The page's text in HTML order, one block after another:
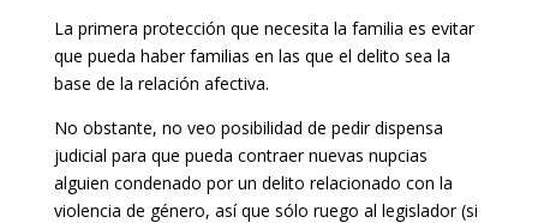
La primera protección que necesita la familia es evitar
que pueda haber familias en las que el delito sea la
base de la relación afectiva.
No obstante, no veo posibilidad de pedir dispensa
judicial para que pueda contraer nuevas nupcias
alguien condenado por un delito relacionado con la
violencia de género, así que sólo ruego al legislador (si